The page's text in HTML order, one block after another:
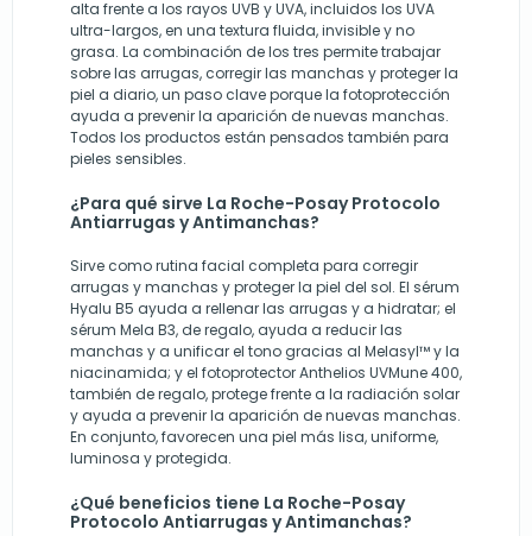
alta frente a los rayos UVB y UVA, incluidos los UVA
ultra-largos, en una textura fluida, invisible y no
grasa. La combinación de los tres permite trabajar
sobre las arrugas, corregir las manchas y proteger la
piel a diario, un paso clave porque la fotoprotección
ayuda a prevenir la aparición de nuevas manchas.
Todos los productos están pensados también para
pieles sensibles.
¿Para qué sirve La Roche-Posay Protocolo
Antiarrugas y Antimanchas?
Sirve como rutina facial completa para corregir
arrugas y manchas y proteger la piel del sol. El sérum
Hyalu B5 ayuda a rellenar las arrugas y a hidratar; el
sérum Mela B3, de regalo, ayuda a reducir las
manchas y a unificar el tono gracias al Melasyl™ y la
niacinamida; y el fotoprotector Anthelios UVMune 400,
también de regalo, protege frente a la radiación solar
y ayuda a prevenir la aparición de nuevas manchas.
En conjunto, favorecen una piel más lisa, uniforme,
luminosa y protegida.
¿Qué beneficios tiene La Roche-Posay
Protocolo Antiarrugas y Antimanchas?